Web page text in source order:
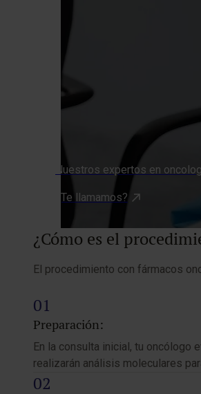
Nuestros expertos en
¿Te llamamos?
¿Cómo es el
El procedimiento con fármacos
Preparación:
En la consulta inicial, tu
realizarán análisis moleculares